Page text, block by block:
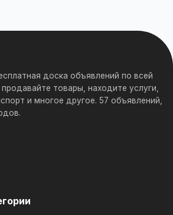
доска объявлений по всей
товары, находите услуги,
и многое другое. 57 объявлений,